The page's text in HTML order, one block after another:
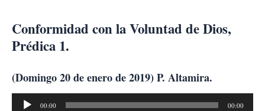
contenido
Conformidad con la Voluntad de Dios,
Prédica 1.
(Domingo 20 de enero de 2019) P. Altamira.
Reproductor
00:00 00:00